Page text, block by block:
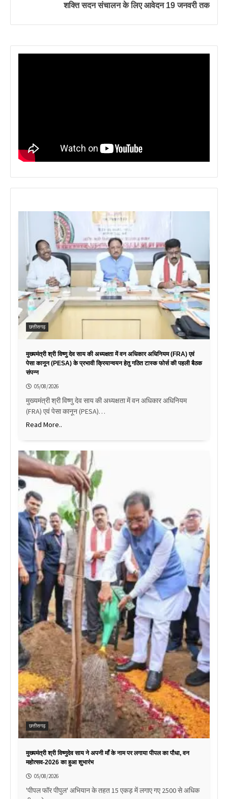
शक्ति सदन संचालन के लिए आवेदन 19 जनवरी तक
छत्तीसगढ़
मुख्यमंत्री श्री विष्णु देव साय की अध्यक्षता में वन अधिकार अधिनियम (FRA) एवं
पेसा कानून (PESA) के प्रभावी क्रियान्वयन हेतु गठित टास्क फोर्स की पहली बैठक
संपन्न
05/08/2026
मुख्यमंत्री श्री विष्णु देव साय की अध्यक्षता में वन अधिकार अधिनियम
(FRA) एवं पेसा कानून (PESA)…
Read More..
छत्तीसगढ़
मुख्यमंत्री श्री विष्णुदेव साय ने अपनी माँ के नाम पर लगाया पीपल का पौधा, वन
महोत्सव-2026 का हुआ शुभारंभ
05/08/2026
'पीपल फॉर पीपुल' अभियान के तहत 15 एकड़ में लगाए गए 2500 से अधिक